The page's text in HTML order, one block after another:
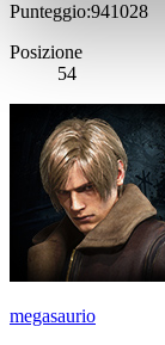
Punteggio:941028
Posizione
54
megasaurio